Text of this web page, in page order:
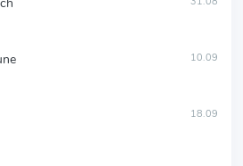
10.09
18.09